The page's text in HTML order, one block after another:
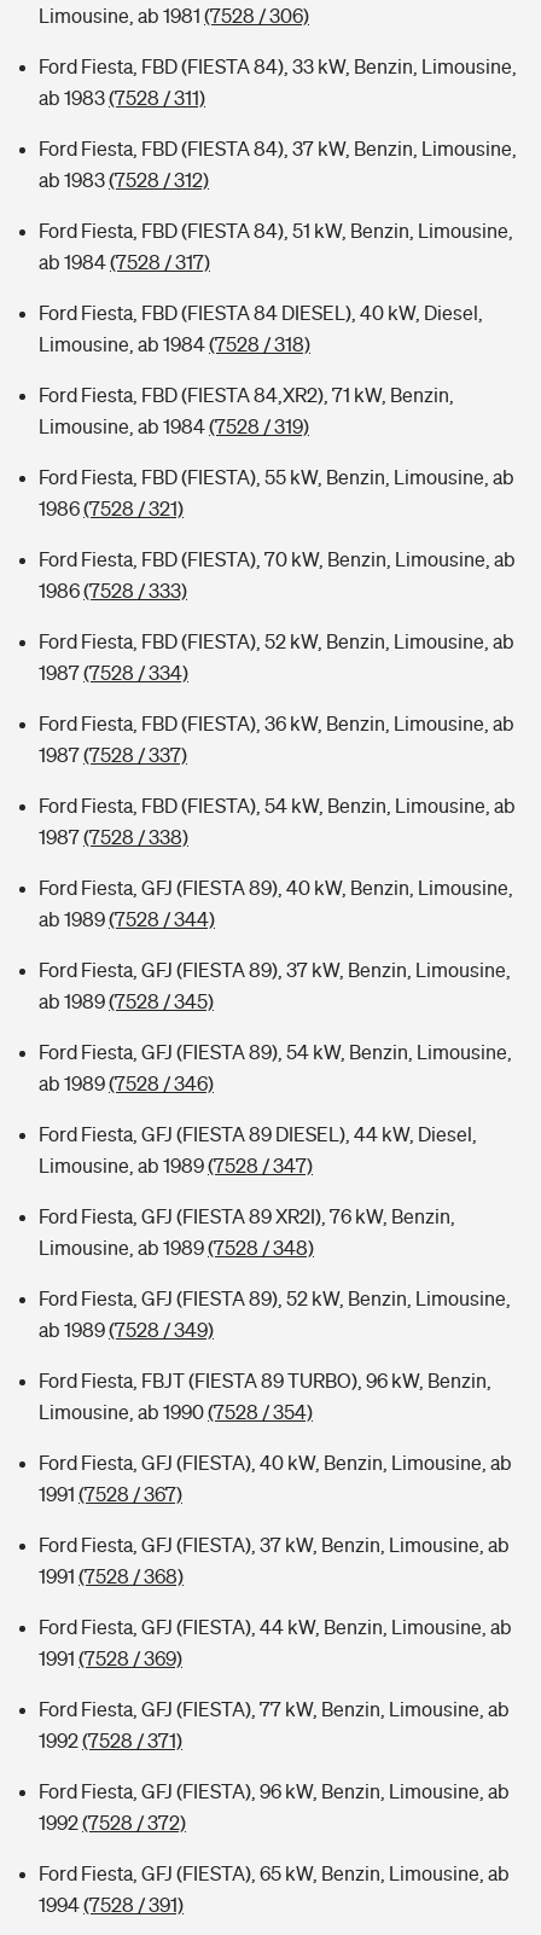
Limousine, ab 1981 (7528 / 306)
Ford Fiesta, FBD (FIESTA 84), 33 kW, Benzin, Limousine,
ab 1983(7528 / 311)
Ford Fiesta, FBD (FIESTA 84), 37 kW, Benzin, Limousine,
ab 1983(7528 / 312)
Ford Fiesta, FBD (FIESTA 84), 51 kW, Benzin, Limousine,
ab 1984(7528 / 317)
Ford Fiesta, FBD (FIESTA 84 DIESEL), 40 kW, Diesel,
Limousine, ab 1984(7528 / 318)
Ford Fiesta, FBD (FIESTA 84,XR2), 71 kW, Benzin,
Limousine, ab 1984(7528 / 319)
Ford Fiesta, FBD (FIESTA), 55 kW, Benzin, Limousine, ab
1986(7528 / 321)
Ford Fiesta, FBD (FIESTA), 70 kW, Benzin, Limousine, ab
1986(7528 / 333)
Ford Fiesta, FBD (FIESTA), 52 kW, Benzin, Limousine, ab
1987(7528 / 334)
Ford Fiesta, FBD (FIESTA), 36 kW, Benzin, Limousine, ab
1987(7528 / 337)
Ford Fiesta, FBD (FIESTA), 54 kW, Benzin, Limousine, ab
1987(7528 / 338)
Ford Fiesta, GFJ (FIESTA 89), 40 kW, Benzin, Limousine,
ab 1989(7528 / 344)
Ford Fiesta, GFJ (FIESTA 89), 37 kW, Benzin, Limousine,
ab 1989(7528 / 345)
Ford Fiesta, GFJ (FIESTA 89), 54 kW, Benzin, Limousine,
ab 1989(7528 / 346)
Ford Fiesta, GFJ (FIESTA 89 DIESEL), 44 kW, Diesel,
Limousine, ab 1989(7528 / 347)
Ford Fiesta, GFJ (FIESTA 89 XR2I), 76 kW, Benzin,
Limousine, ab 1989(7528 / 348)
Ford Fiesta, GFJ (FIESTA 89), 52 kW, Benzin, Limousine,
ab 1989(7528 / 349)
Ford Fiesta, FBJT (FIESTA 89 TURBO), 96 kW, Benzin,
Limousine, ab 1990(7528 / 354)
Ford Fiesta, GFJ (FIESTA), 40 kW, Benzin, Limousine, ab
1991 (7528 / 367)
Ford Fiesta, GFJ (FIESTA), 37 kW, Benzin, Limousine, ab
1991 (7528 / 368)
Ford Fiesta, GFJ (FIESTA), 44 kW, Benzin, Limousine, ab
1991 (7528 / 369)
Ford Fiesta, GFJ (FIESTA), 77 kW, Benzin, Limousine, ab
1992(7528 / 371)
Ford Fiesta, GFJ (FIESTA), 96 kW, Benzin, Limousine, ab
1992(7528 / 372)
Ford Fiesta, GFJ (FIESTA), 65 kW, Benzin, Limousine, ab
1994(7528 / 391)